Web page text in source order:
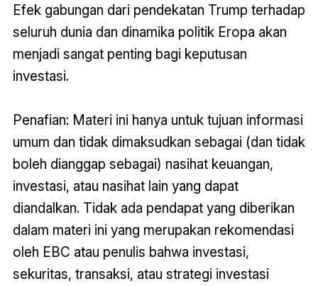
Efek gabungan dari pendekatan Trump terhadap
seluruh dunia dan dinamika politik Eropa akan
menjadi sangat penting bagi keputusan
investasi.
Penafian: Materi ini hanya untuk tujuan informasi
umum dan tidak dimaksudkan sebagai (dan tidak
boleh dianggap sebagai) nasihat keuangan,
investasi, atau nasihat lain yang dapat
diandalkan. Tidak ada pendapat yang diberikan
dalam materi ini yang merupakan rekomendasi
oleh EBC atau penulis bahwa investasi,
sekuritas, transaksi, atau strategi investasi